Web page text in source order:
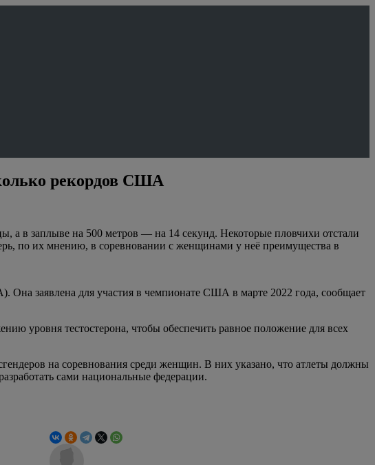
рекордов США
а в заплыве на 500 метров — на 14 секунд. Некоторые пловчихи отстали
по их мнению, в соревновании с женщинами у неё преимущества в
Она заявлена для участия в чемпионате США в марте 2022 года, сообщает
уровня тестостерона, чтобы обеспечить равное положение для всех
на соревнования среди женщин. В них указано, что атлеты должны
сами национальные федерации.